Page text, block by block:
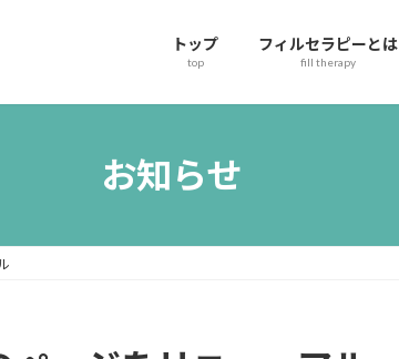
トップ
top
フィルセラピーとは
fill therapy
お知らせ